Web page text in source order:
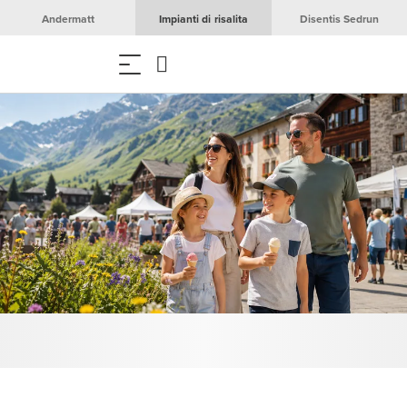
Andermatt Impianti di risalita Disentis Sedrun